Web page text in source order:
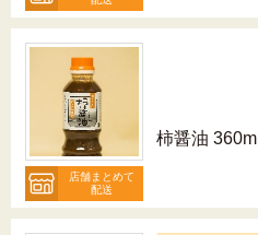
店舗まとめて
配送
柿醤油 360ml